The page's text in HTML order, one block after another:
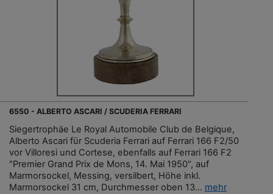
6550 - ALBERTO ASCARI / SCUDERIA FERRARI
Siegertrophäe Le Royal Automobile Club de Belgique,
Alberto Ascari für Scuderia Ferrari auf Ferrari 166 F2/50
vor Villoresi und Cortese, ebenfalls auf Ferrari 166 F2
"Premier Grand Prix de Mons, 14. Mai 1950", auf
Marmorsockel, Messing, versilbert, Höhe inkl.
Marmorsockel 31 cm, Durchmesser oben 13... mehr